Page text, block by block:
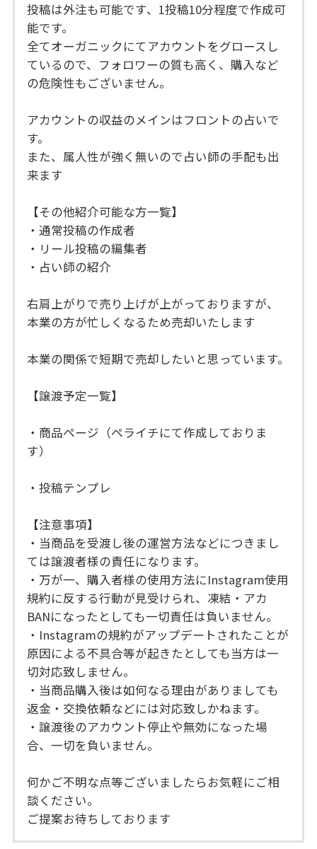
投稿は外注も可能です、1投稿10分程度で作成可
能です。
全てオーガニックにてアカウントをグロースし
ているので、フォロワーの質も高く、購入など
の危険性もございません。
アカウントの収益のメインはフロントの占いで
す。
また、属人性が強く無いので占い師の手配も出
来ます
【その他紹介可能な方一覧】
・通常投稿の作成者
・リール投稿の編集者
・占い師の紹介
右肩上がりで売り上げが上がっておりますが、
本業の方が忙しくなるため売却いたします
本業の関係で短期で売却したいと思っています。
【譲渡予定一覧】
・商品ページ（ペライチにて作成しておりま
す）
・投稿テンプレ
【注意事項】
・当商品を受渡し後の運営方法などにつきまし
ては譲渡者様の責任になります。
・万が一、購入者様の使用方法にInstagram使用
規約に反する行動が見受けられ、凍結・アカ
BANになったとしても一切責任は負いません。
・Instagramの規約がアップデートされたことが
原因による不具合等が起きたとしても当方は一
切対応致しません。
・当商品購入後は如何なる理由がありましても
返金・交換依頼などには対応致しかねます。
・譲渡後のアカウント停止や無効になった場
合、一切を負いません。
何かご不明な点等ございましたらお気軽にご相
談ください。
ご提案お待ちしております